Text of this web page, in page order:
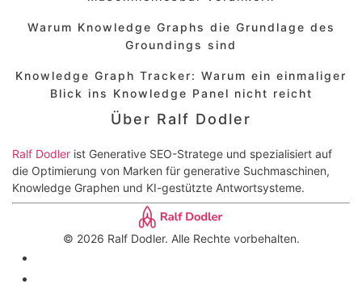
Warum Knowledge Graphs die Grundlage des
Groundings sind
Knowledge Graph Tracker: Warum ein einmaliger
Blick ins Knowledge Panel nicht reicht
Über Ralf Dodler
Ralf Dodler ist Generative SEO-Stratege und spezialisiert auf
die Optimierung von Marken für generative Suchmaschinen,
Knowledge Graphen und KI-gestützte Antwortsysteme.
© 2026 Ralf Dodler. Alle Rechte vorbehalten.